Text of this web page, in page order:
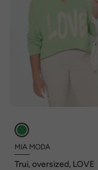
MIA MODA
Trui, oversized, LOVE